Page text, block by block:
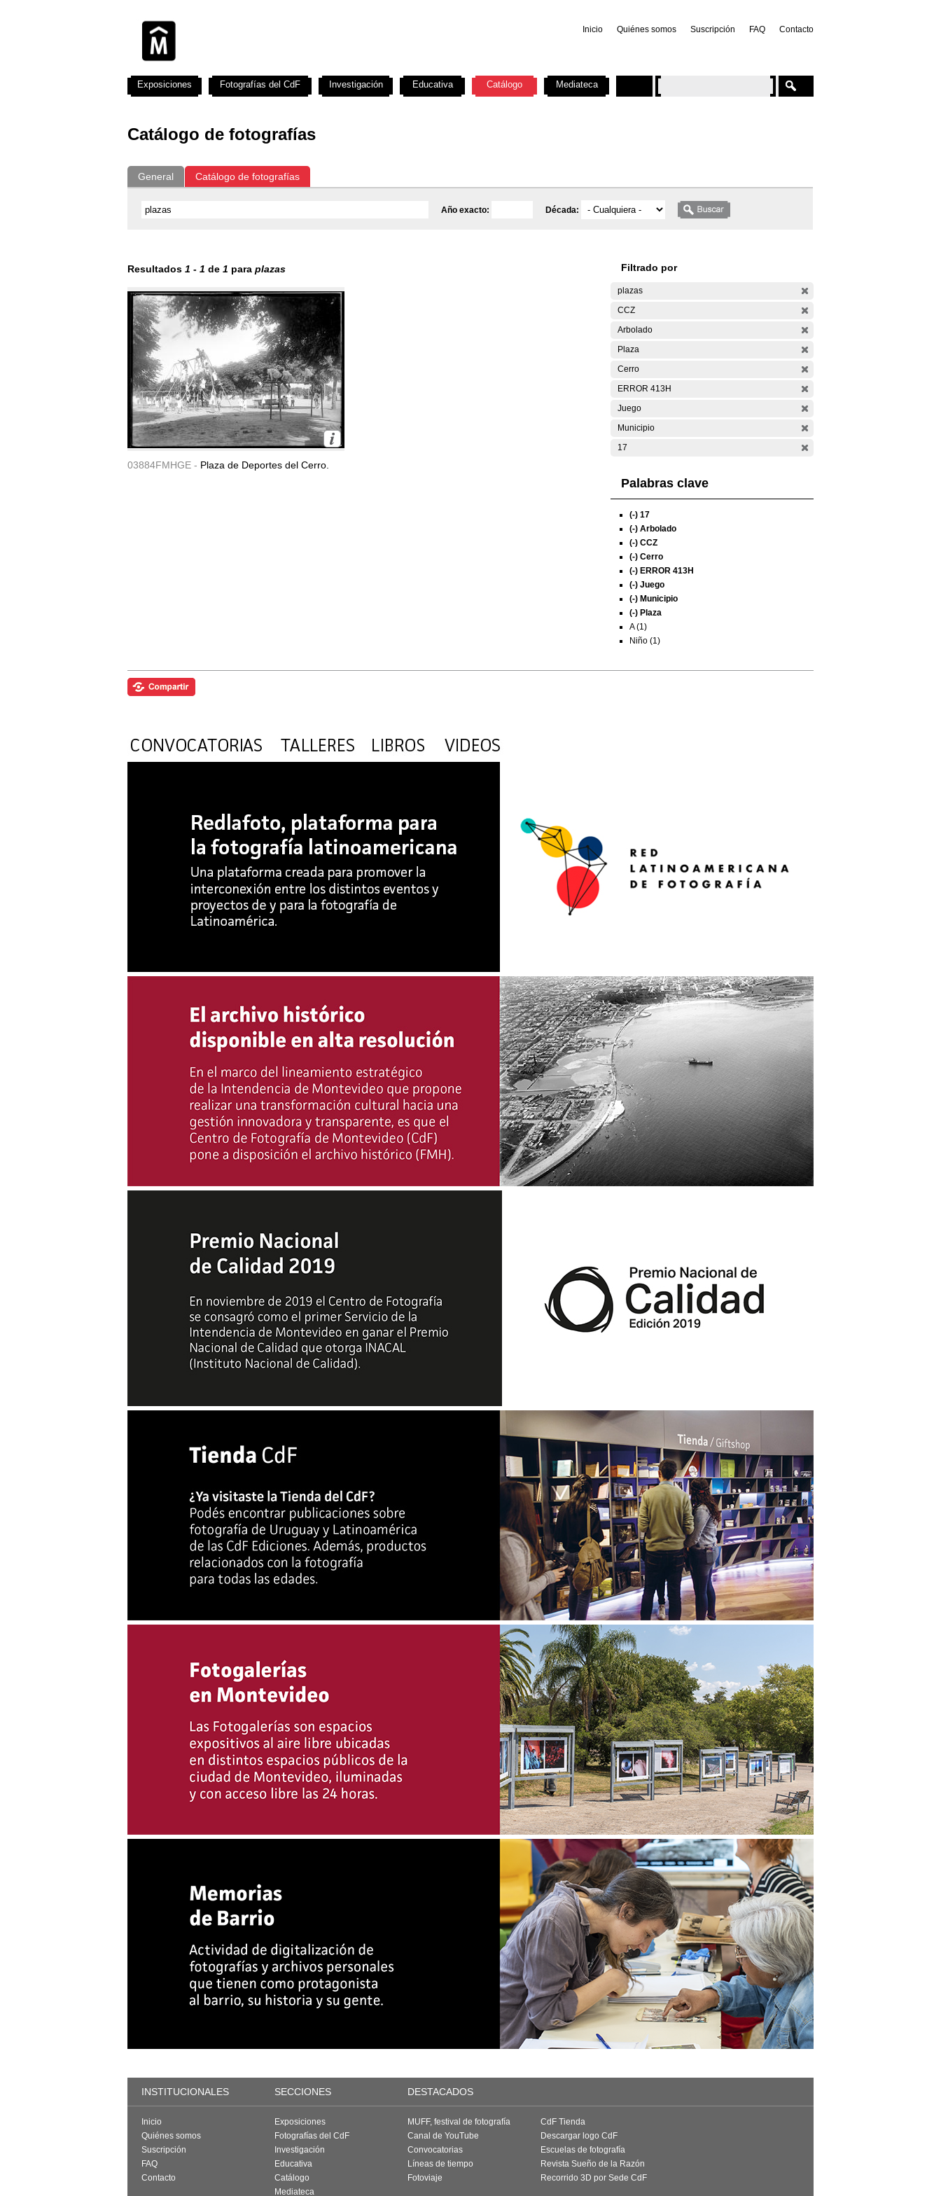
Inicio Quiénes somos Suscripción FAQ Contacto
Catálogo de fotografías
General Catálogo de fotografías
Año exacto: Década:
Resultados 1 - 1 de 1 para plazas
03884FMHGE - Plaza de Deportes del Cerro.
Filtrado por
plazas
CCZ
Arbolado
Plaza
Cerro
ERROR 413H
Juego
Municipio
17
Palabras clave
(-) 17
(-) Arbolado
(-) CCZ
(-) Cerro
(-) ERROR 413H
(-) Juego
(-) Municipio
(-) Plaza
A (1)
Niño (1)
Exposiciones Fotografías del CdF Investigación Educativa Catálogo Mediateca
INSTITUCIONALES SECCIONES DESTACADOS
Inicio
Quiénes somos
Suscripción
FAQ
Contacto
Exposiciones
Fotografías del CdF
Investigación
Educativa
Catálogo
Mediateca
MUFF, festival de fotografía
Canal de YouTube
Convocatorias
Líneas de tiempo
Fotoviaje
CdF Tienda
Descargar logo CdF
Escuelas de fotografía
Revista Sueño de la Razón
Recorrido 3D por Sede CdF